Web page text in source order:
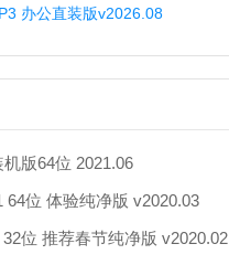
办公直装版v2026.08
版64位 2021.06
64位 体验纯净版 v2020.03
位 推荐春节纯净版 v2020.02